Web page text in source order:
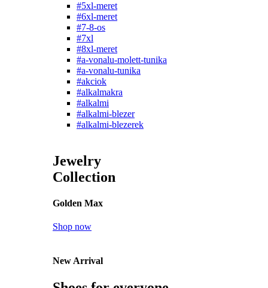
#5xl-meret
#6xl-meret
#7-8-os
#7xl
#8xl-meret
#a-vonalu-molett-tunika
#a-vonalu-tunika
#akciok
#alkalmakra
#alkalmi
#alkalmi-blezer
#alkalmi-blezerek
Jewelry
Collection
Golden Max
Shop now
New Arrival